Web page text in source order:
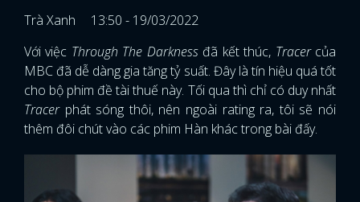
Trà Xanh
13:50 - 19/03/2022
Với việc Through The Darkness đã kết thúc, Tracercủa
MBC đã dễ dàng gia tăng tỷ suất. Đây là tín hiệu quá tốt
cho bộ phim đề tài thuế này. Tối qua thì chỉ có duy nhất
Tracerphát sóng thôi, nên ngoài rating ra, tôi sẽ nói
thêm đôi chút vào các phim Hàn khác trong bài đấy.